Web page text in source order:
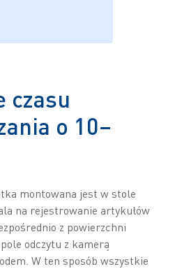
czasu
o 10–
montowana jest w stole
na rejestrowanie artykułów
z powierzchni
odczytu z kamerą
W ten sposób wszystkie